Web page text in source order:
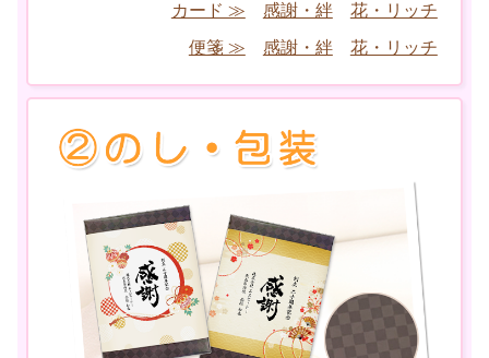
カード ≫
感謝・絆
花・リッチ
便箋 ≫
感謝・絆 花・リッチ